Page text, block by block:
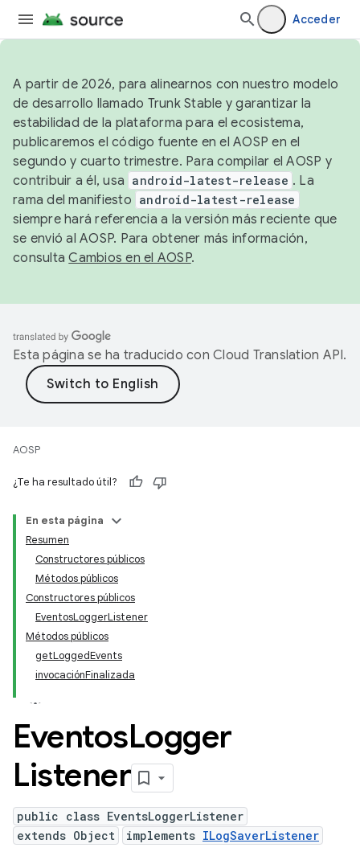
Acceder
A partir de 2026, para alinearnos con nuestro modelo
de desarrollo llamado Trunk Stable y garantizar la
estabilidad de la plataforma para el ecosistema,
publicaremos el código fuente en el AOSP en el
segundo y cuarto trimestre. Para compilar el AOSP y
contribuir a él, usa android-latest-release . La
rama del manifiesto android-latest-release
siempre hará referencia a la versión más reciente que
se envió al AOSP. Para obtener más información,
consultaCambios en el AOSP.
Esta página se ha traducido con Cloud Translation API.
AOSP
¿Te ha resultado útil?
En esta página
Resumen
Constructores públicos
Métodos públicos
Constructores públicos
EventosLoggerListener
Métodos públicos
getLoggedEvents
invocaciónFinalizada
EventosLogger
Listener
public class EventsLoggerListener
extends Object
implements ILogSaverListener